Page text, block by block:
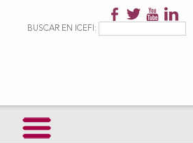
principalFormulario de
BUSCAR EN ICEFI: